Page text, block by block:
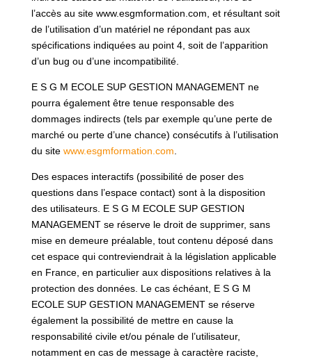
l’accès au site www.esgmformation.com, et résultant soit
de l’utilisation d’un matériel ne répondant pas aux
spécifications indiquées au point 4, soit de l’apparition
d’un bug ou d’une incompatibilité.
E S G M ECOLE SUP GESTION MANAGEMENT ne
pourra également être tenue responsable des
dommages indirects (tels par exemple qu’une perte de
marché ou perte d’une chance) consécutifs à l’utilisation
du site www.esgmformation.com
Des espaces interactifs (possibilité de poser des
questions dans l’espace contact) sont à la disposition
des utilisateurs. E S G M ECOLE SUP GESTION
MANAGEMENT se réserve le droit de supprimer, sans
mise en demeure préalable, tout contenu déposé dans
cet espace qui contreviendrait à la législation applicable
en France, en particulier aux dispositions relatives à la
protection des données. Le cas échéant, E S G M
ECOLE SUP GESTION MANAGEMENT se réserve
également la possibilité de mettre en cause la
responsabilité civile et/ou pénale de l’utilisateur,
notamment en cas de message à caractère raciste,